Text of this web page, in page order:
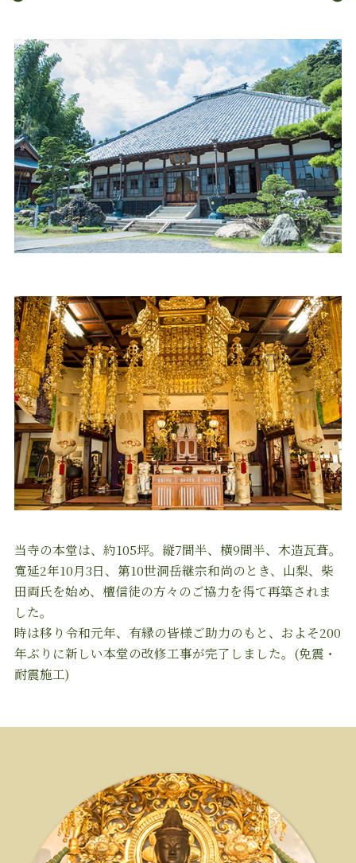
当寺の本堂は、約105坪。縦7間半、横9間半、木造瓦葺。
寛延2年10月3日、第10世洞岳継宗和尚のとき、山梨、柴
田両氏を始め、檀信徒の方々のご協力を得て再築されま
した。
時は移り令和元年、有縁の皆様ご助力のもと、およそ200
年ぶりに新しい本堂の改修工事が完了しました。(免震・
耐震施工)